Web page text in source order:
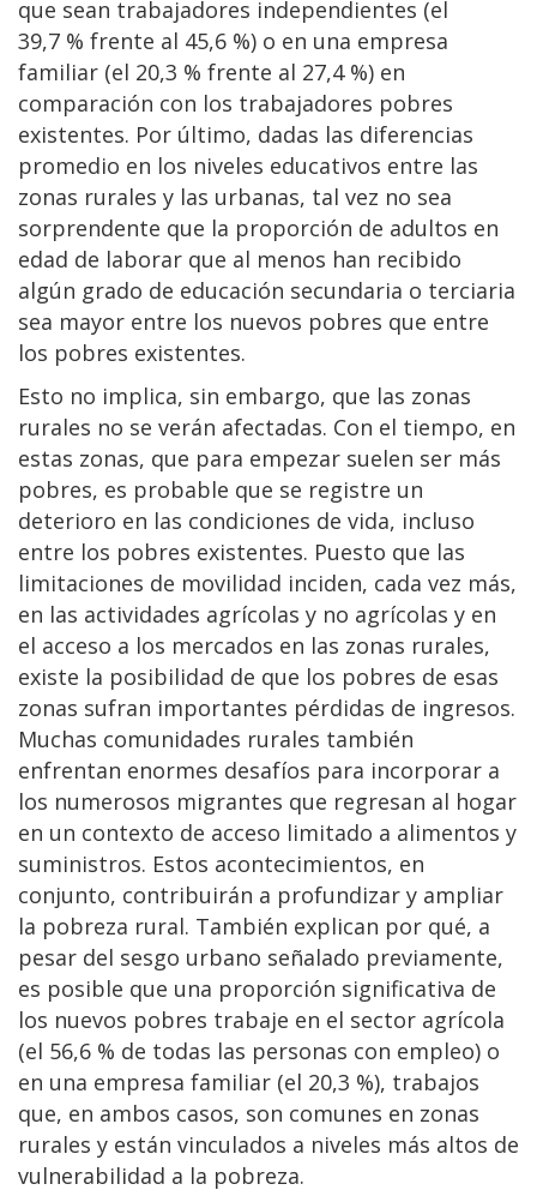
que sean trabajadores independientes (el
39,7 % frente al 45,6 %) o en una empresa
familiar (el 20,3 % frente al 27,4 %) en
comparación con los trabajadores pobres
existentes. Por último, dadas las diferencias
promedio en los niveles educativos entre las
zonas rurales y las urbanas, tal vez no sea
sorprendente que la proporción de adultos en
edad de laborar que al menos han recibido
algún grado de educación secundaria o terciaria
sea mayor entre los nuevos pobres que entre
los pobres existentes.
Esto no implica, sin embargo, que las zonas
rurales no se verán afectadas. Con el tiempo, en
estas zonas, que para empezar suelen ser más
pobres, es probable que se registre un
deterioro en las condiciones de vida, incluso
entre los pobres existentes. Puesto que las
limitaciones de movilidad inciden, cada vez más,
en las actividades agrícolas y no agrícolas y en
el acceso a los mercados en las zonas rurales,
existe la posibilidad de que los pobres de esas
zonas sufran importantes pérdidas de ingresos.
Muchas comunidades rurales también
enfrentan enormes desafíos para incorporar a
los numerosos migrantes que regresan al hogar
en un contexto de acceso limitado a alimentos y
suministros. Estos acontecimientos, en
conjunto, contribuirán a profundizar y ampliar
la pobreza rural. También explican por qué, a
pesar del sesgo urbano señalado previamente,
es posible que una proporción significativa de
los nuevos pobres trabaje en el sector agrícola
(el 56,6 % de todas las personas con empleo) o
en una empresa familiar (el 20,3 %), trabajos
que, en ambos casos, son comunes en zonas
rurales y están vinculados a niveles más altos de
vulnerabilidad a la pobreza.